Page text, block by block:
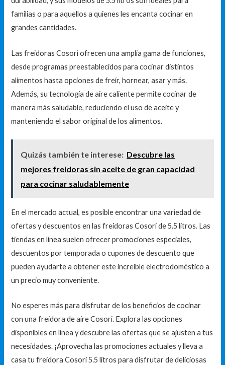
familias o para aquellos a quienes les encanta cocinar en
grandes cantidades.
Las freidoras Cosori ofrecen una amplia gama de funciones,
desde programas preestablecidos para cocinar distintos
alimentos hasta opciones de freír, hornear, asar y más.
Además, su tecnología de aire caliente permite cocinar de
manera más saludable, reduciendo el uso de aceite y
manteniendo el sabor original de los alimentos.
Quizás también te interese: Descubre las
mejores freidoras sin aceite de gran capacidad
para cocinar saludablemente
En el mercado actual, es posible encontrar una variedad de
ofertas y descuentos en las freidoras Cosori de 5.5 litros. Las
tiendas en línea suelen ofrecer promociones especiales,
descuentos por temporada o cupones de descuento que
pueden ayudarte a obtener este increíble electrodoméstico a
un precio muy conveniente.
No esperes más para disfrutar de los beneficios de cocinar
con una freidora de aire Cosori. Explora las opciones
disponibles en línea y descubre las ofertas que se ajusten a tus
necesidades. ¡Aprovecha las promociones actuales y lleva a
casa tu freidora Cosori 5.5 litros para disfrutar de deliciosas